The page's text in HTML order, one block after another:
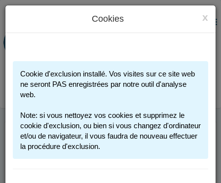
PORTAIL FAMILLE
Connexion
MENU
ANNÉE SCOLAIRE
2026-2027
x
Cookies
Cookie d'exclusion installé. Vos visites sur ce site web
ne seront PAS enregistrées par notre outil d'analyse
web.
Note: si vous nettoyez vos cookies et supprimez le
cookie d'exclusion, ou bien si vous changez d'ordinateur
et/ou de navigateur, il vous faudra de nouveau effectuer
la procédure d'exclusion.